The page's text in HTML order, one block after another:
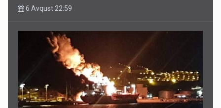
Ərdoğana sui-qəsd planının iştirakçısı detalları açıqladı
6 Avqust 22:59